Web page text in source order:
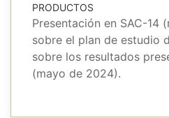
PRODUCTOS
Presentación en SAC-14
sobre el plan de estudio
sobre los resultados
(mayo de 2024).